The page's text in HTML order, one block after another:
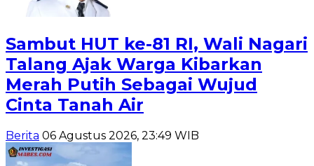
Sambut HUT ke-81 RI, Wali Nagari
Talang Ajak Warga Kibarkan
Merah Putih Sebagai Wujud
Cinta Tanah Air
Berita 06 Agustus 2026, 23:49 WIB